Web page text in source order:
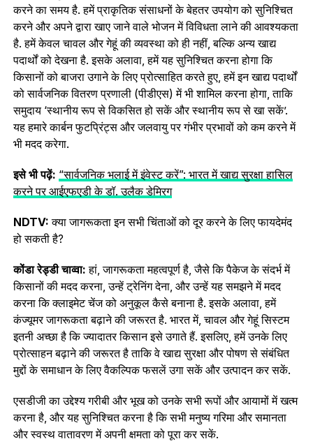
करने का समय है. हमें प्राकृतिक संसाधनों के बेहतर उपयोग को सुनिश्चित
करने और अपने द्वारा खाए जाने वाले भोजन में विविधता लाने की आवश्यकता
है. हमें केवल चावल और गेहूं की व्यवस्था को ही नहीं, बल्कि अन्य खाद्य
पदार्थों को देखना है. इसके अलावा, हमें यह सुनिश्चित करना होगा कि
किसानों को बाजरा उगाने के लिए प्रोत्साहित करते हुए, हमें इन खाद्य पदार्थों
को सार्वजनिक वितरण प्रणाली (पीडीएस) में भी शामिल करना होगा, ताकि
समुदाय ‘स्थानीय रूप से विकसित हो सकें और स्थानीय रूप से खा सकें’.
यह हमारे कार्बन फुटप्रिंट्स और जलवायु पर गंभीर प्रभावों को कम करने में
भी मदद करेगा.
इसे भी पढ़ें: “सार्वजनिक भलाई में इंवेस्‍ट करें”: भारत में खाद्य सुरक्षा हासिल
करने पर आईएफएडी के डॉ. उलैक डेमिरग
NDTV: क्या जागरूकता इन सभी चिंताओं को दूर करने के लिए फायदेमंद
हो सकती है?
कोंडा रेड्डी चाव्वा: हां, जागरूकता महत्वपूर्ण है, जैसे कि पैकेज के संदर्भ में
किसानों की मदद करना, उन्हें ट्रेनिंग देना, और उन्हें यह समझने में मदद
करना कि क्‍लाइमेट चेंज को अनुकूल कैसे बनाना है. इसके अलावा, हमें
कंज्‍यूमर जागरूकता बढ़ाने की जरूरत है. भारत में, चावल और गेहूं सिस्‍टम
इतनी अच्छा है कि ज्‍यादातर किसान इसे उगाते हैं. इसलिए, हमें उनके लिए
प्रोत्साहन बढ़ाने की जरूरत है ताकि वे खाद्य सुरक्षा और पोषण से संबंधित
मुद्दों के समाधान के लिए वैकल्पिक फसलें उगा सकें और उत्पादन कर सकें.
एसडीजी का उद्देश्य गरीबी और भूख को उनके सभी रूपों और आयामों में खत्‍म
करना है, और यह सुनिश्चित करना है कि सभी मनुष्य गरिमा और समानता
और स्वस्थ वातावरण में अपनी क्षमता को पूरा कर सकें.